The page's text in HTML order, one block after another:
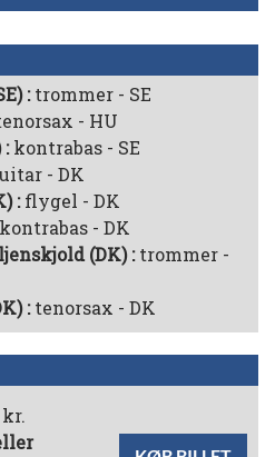
trommer - SE
- HU
kontrabas - SE
- DK
flygel - DK
kontrabas - DK
(DK) trommer -
tenorsax - DK
kr.